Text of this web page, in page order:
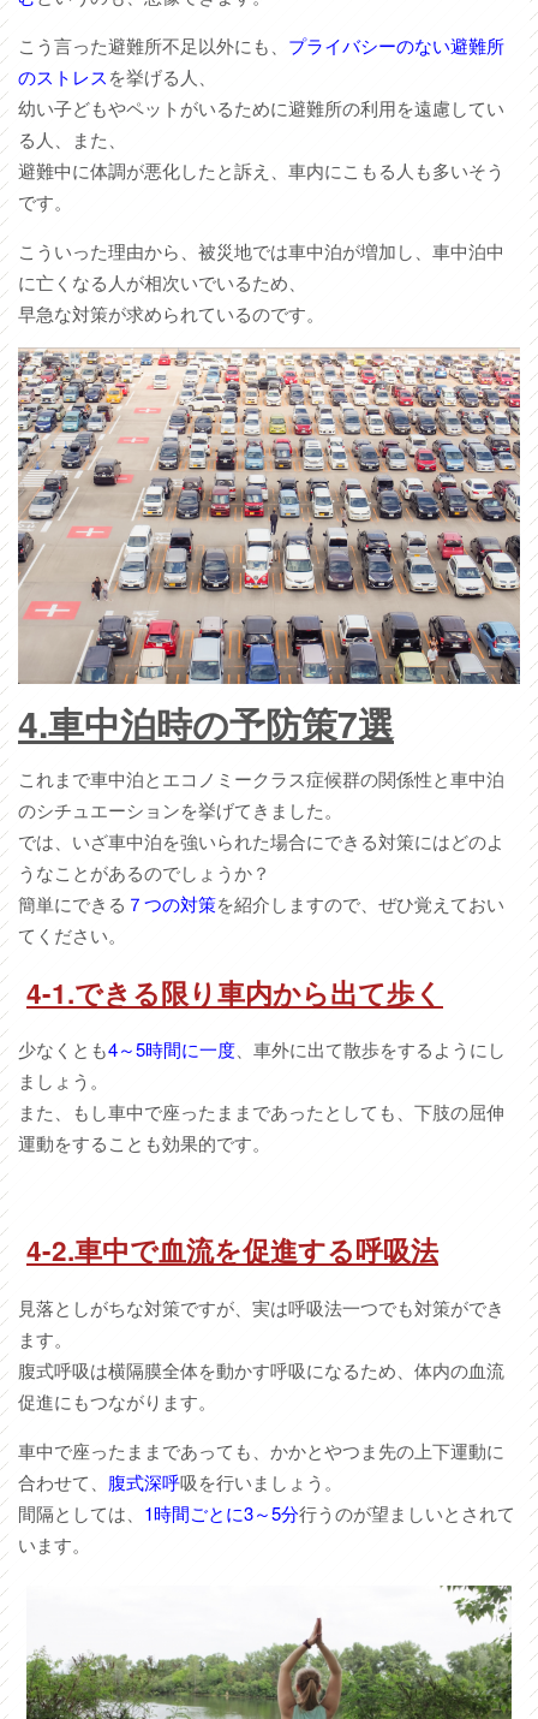
こう言った避難所不足以外にも、 プライバシーのない避難所
のストレスを挙げる人、
幼い子どもやペットがいるために避難所の利用を遠慮してい
る人、また、
避難中に体調が悪化したと訴え、車内にこもる人も多いそう
です。
こういった理由から、被災地では車中泊が増加し、車中泊中
に亡くなる人が相次いでいるため、
早急な対策が求められているのです。
4.車中泊時の予防策7選
これまで車中泊とエコノミークラス症候群の関係性と車中泊
のシチュエーションを挙げてきました。
では、いざ車中泊を強いられた場合にできる対策にはどのよ
うなことがあるのでしょうか？
簡単にできる ７つの対策を紹介しますので、ぜひ覚えておい
てください。
4-1.できる限り車内から出て歩く
少なくとも4～5時間に一度、車外に出て散歩をするようにし
ましょう。
また、もし車中で座ったままであったとしても、下肢の屈伸
運動をすることも効果的です。
4-2.車中で血流を促進する呼吸法
見落としがちな対策ですが、実は呼吸法一つでも対策ができ
ます。
腹式呼吸は横隔膜全体を動かす呼吸になるため、体内の血流
促進にもつながります。
車中で座ったままであっても、かかとやつま先の上下運動に
合わせて、 腹式深呼吸を行いましょう。
間隔としては、 1時間ごとに3～5分行うのが望ましいとされて
います。